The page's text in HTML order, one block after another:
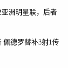
亚洲明星联，后者
佩德罗替补3射1传